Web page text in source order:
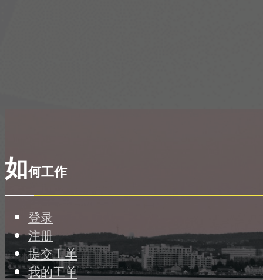
如何工作
登录
注册
提交工单
我的工单